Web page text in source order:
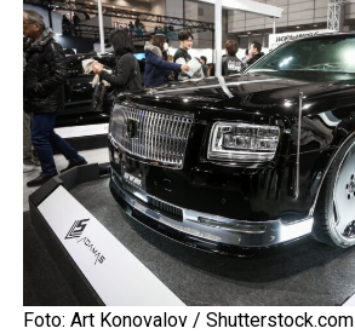
Foto: Art Konovalov / Shutterstock.com